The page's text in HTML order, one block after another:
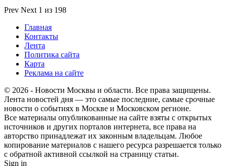
Prev Next 1 из 198
Главная
Контакты
Лента
Политика сайта
Карта
Реклама на сайте
© 2026 - Новости Москвы и области. Все права защищены.
Лента новостей дня — это самые последние, самые срочные
новости о событиях в Москве и Московском регионе.
Все материалы опубликованные на сайте взяты с открытых
источников и других порталов интернета, все права на
авторство принадлежат их законным владельцам. Любое
копирование материалов с нашего ресурса разрешается только
с обратной активной ссылкой на страницу статьи.
Sign in